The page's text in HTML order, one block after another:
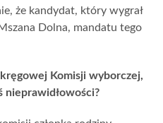
że kandydat, który wygrał
Dolna, mandatu tego
Komisji wyborczej,
nieprawidłowości?